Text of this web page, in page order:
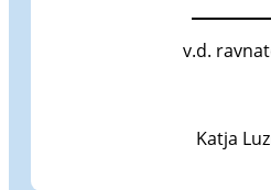
v.d.
Katja